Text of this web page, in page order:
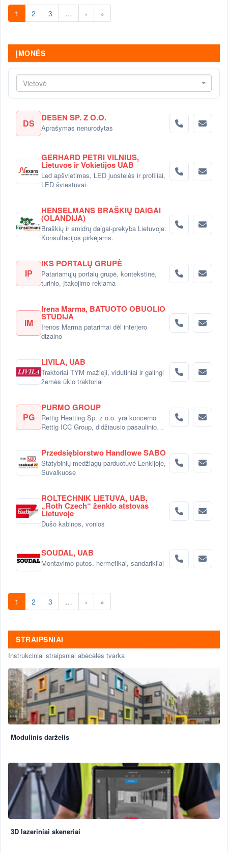
1 2 3 … › »
ĮMONĖS
Vietovė
DS DESEN SP. Z O.O.
Aprašymas nenurodytas
GERHARD PETRI VILNIUS,
Lietuvos ir Vokietijos UAB
Led apšvietimas, LED juostelės ir profiliai,
LED šviestuvai
HENSELMANS BRAŠKIŲ DAIGAI
(OLANDIJA)
Braškių ir smidrų daigai-prekyba Lietuvoje.
Konsultacijos pirkėjams.
IP
IKS PORTALŲ GRUPĖ
Patariamųjų portalų grupė, kontekstinė,
turinio, įtakojimo reklama
IM
Irena Marma, BATUOTO OBUOLIO
STUDIJA
Irenos Marma patarimai dėl interjero
dizaino
LIVILA, UAB
Traktoriai TYM mažieji, vidutiniai ir galingi
žemės ūkio traktoriai
PG
PURMO GROUP
Rettig Heatting Sp. z o.o. yra koncerno
Rettig ICC Group, didžiausio pasaulinio
Przedsiębiorstwo Handlowe SABO
Statybinių medžiagų parduotuvė Lenkijoje,
Suvalkuose
ROLTECHNIK LIETUVA, UAB,
„Roth Czech“ ženklo atstovas
Lietuvoje
Dušo kabinos, vonios
SOUDAL, UAB
Montavimo putos, hermetikai, sandarikliai
1 2 3 … › »
STRAIPSNIAI
Instrukciniai straipsniai abėcėlės tvarka
Modulinis darželis
3D lazeriniai skeneriai